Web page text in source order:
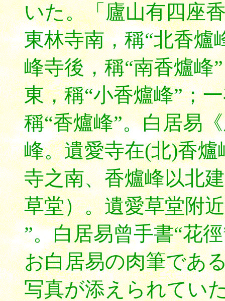
いた。「廬山有四座
東林寺南，稱“北香爐
峰寺後，稱“南香爐峰
東，稱“小香爐峰”；
稱“香爐峰”。白居易
峰。遺愛寺在(北)香
寺之南、香爐峰以北
草堂）。遺愛草堂附
”。白居易曾手書“花
お白居易の肉筆であ
写真が添えられてい